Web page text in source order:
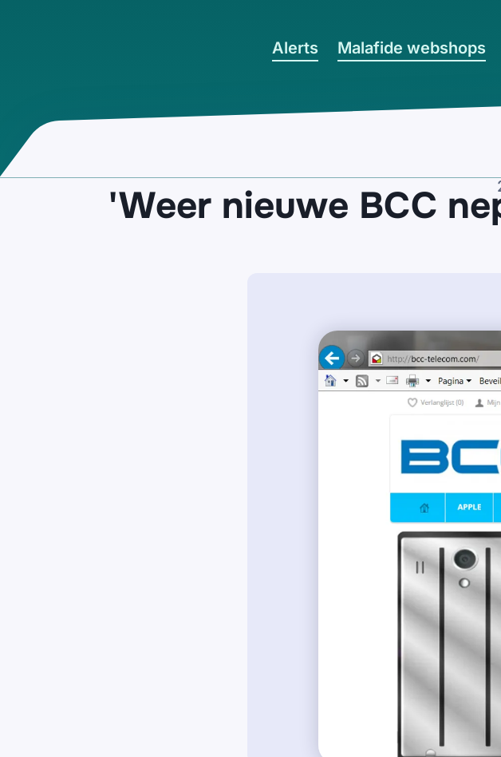
Alerts Malafide webshops
'Weer nieuwe BCC